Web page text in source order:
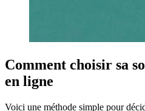
Comment choisir sa
en ligne
Voici une méthode simple pour